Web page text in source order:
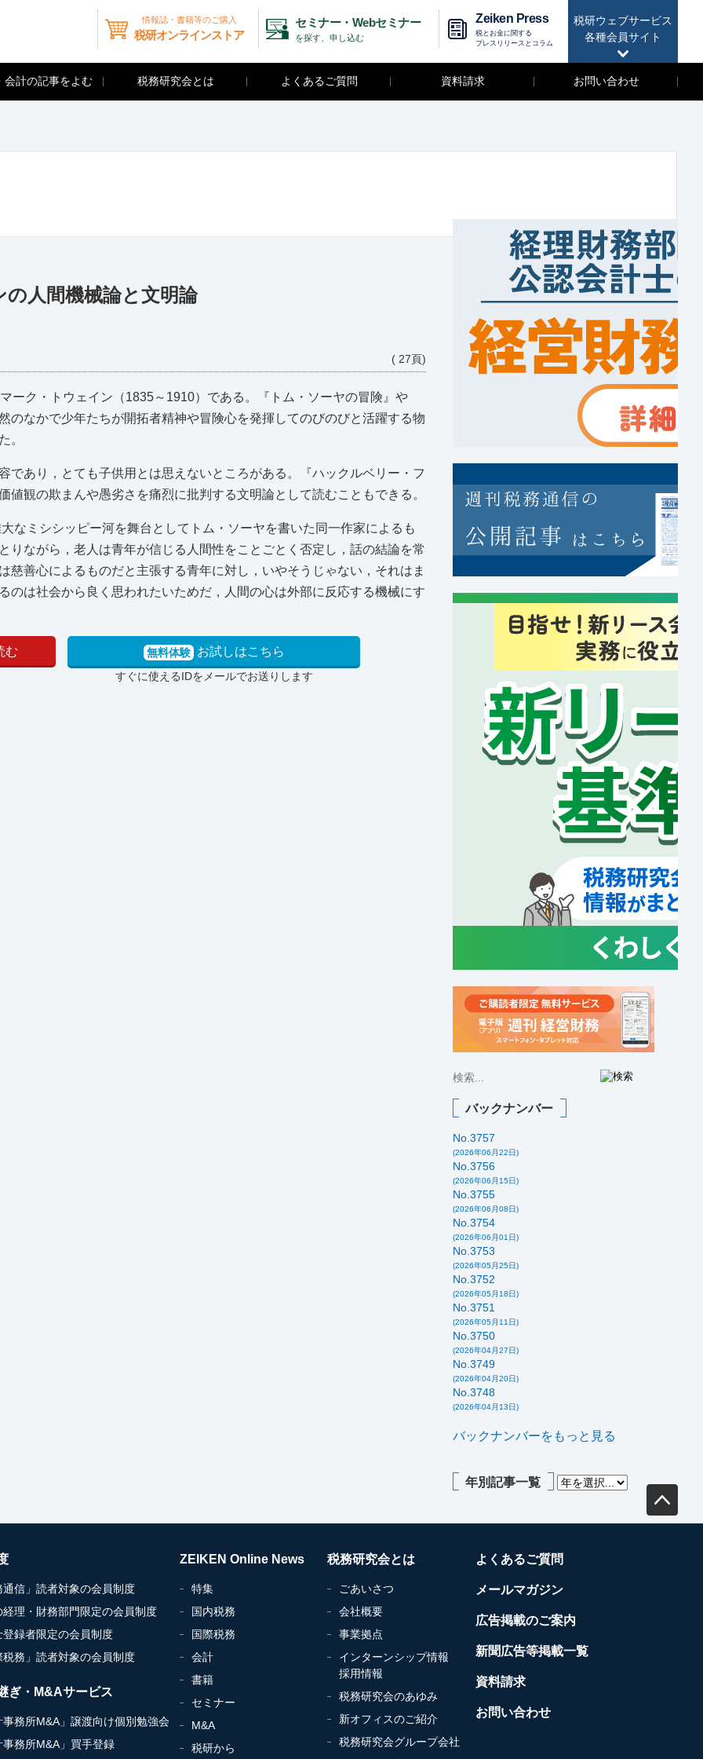
税研ウェブサービス
各種会員サイト
情報誌・書籍等のご購入
税研オンラインストア
セミナー・Webセミナー
を探す、申し込む
Zeiken Press
税とお金に関する
プレスリリースとコラム
会計の記事をよむ 税務研究会とは よくあるご質問 資料請求 お問い合わせ
人間機械論と文明論
( 27頁)
ーク・トウェイン（1835～1910）である。『トム・ソーヤの冒険』や
のなかで少年たちが開拓者精神や冒険心を発揮してのびのびと活躍する物
。
であり，とても子供用とは思えないところがある。『ハックルベリー・フ
観の欺まんや愚劣さを痛烈に批判する文明論として読むこともできる。
なミシシッピー河を舞台としてトム・ソーヤを書いた同一作家によるも
りながら，老人は青年が信じる人間性をことごとく否定し，話の結論を常
慈善心によるものだと主張する青年に対し，いやそうじゃない，それはま
のは社会から良く思われたいためだ，人間の心は外部に反応する機械にす
む 無料体験 お試しはこちら
すぐに使えるIDをメールでお送りします
バックナンバー
No.3757
(2026年06月22日)
No.3756
(2026年06月15日)
No.3755
(2026年06月08日)
No.3754
(2026年06月01日)
No.3753
(2026年05月25日)
No.3752
(2026年05月18日)
No.3751
(2026年05月11日)
No.3750
(2026年04月27日)
No.3749
(2026年04月20日)
No.3748
(2026年04月13日)
バックナンバーをもっと見る
年別記事一覧
通信」読者対象の会員制度
経理・財務部門限定の会員制度
登録者限定の会員制度
税務」読者対象の会員制度
ぎ・M&Aサービス
事務所M&A」譲渡向け個別勉強会
事務所M&A」買手登録
ZEIKEN Online News
特集
国内税務
国際税務
会計
書籍
セミナー
M&A
税研から
税務研究会とは
ごあいさつ
会社概要
事業拠点
インターンシップ情報
採用情報
税務研究会のあゆみ
新オフィスのご紹介
税務研究会グループ会社
よくあるご質問
メールマガジン
広告掲載のご案内
新聞広告等掲載一覧
資料請求
お問い合わせ